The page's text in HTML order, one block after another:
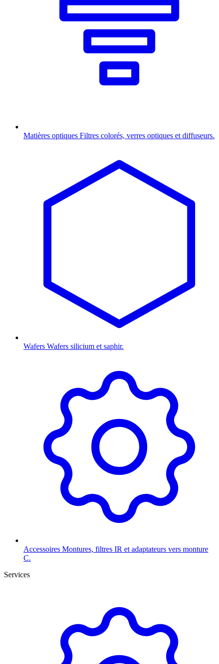
Matières optiques Filtres colorés, verres optiques et diffuseurs.
Wafers Wafers silicium et saphir.
Accessoires Montures, filtres IR et adaptateurs vers monture
C.
Services